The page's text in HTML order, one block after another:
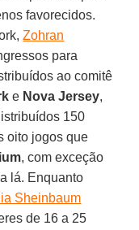
favorecidos.
Zohran
para
ao comitê
e Nova Jersey,
150
oito jogos que
, com exceção
lá. Enquanto
Sheinbaum
de 16 a 25